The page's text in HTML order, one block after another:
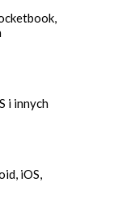
i innych
iOS,